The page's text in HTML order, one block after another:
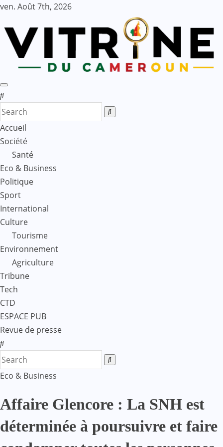
Skip
content
ven. Août 7th, 2026
Accueil
Société
Santé
Eco & Business
Politique
Sport
International
Culture
Tourisme
Environnement
Agriculture
Tribune
Tech
CTD
ESPACE PUB
Revue de presse
Eco & Business
Affaire Glencore : La SNH est
déterminée à poursuivre et faire